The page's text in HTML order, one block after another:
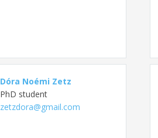
Dóra Noémi Zetz
PhD student
zetzdora@gmail.com